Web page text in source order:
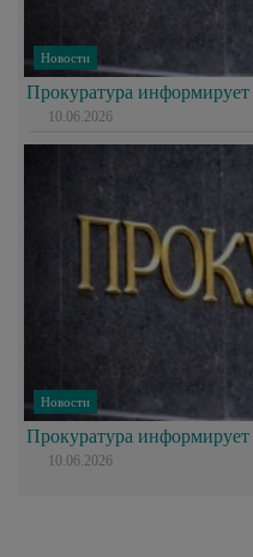
Новости
Прокуратура информирует
10.06.2026
Новости
Прокуратура информирует
10.06.2026